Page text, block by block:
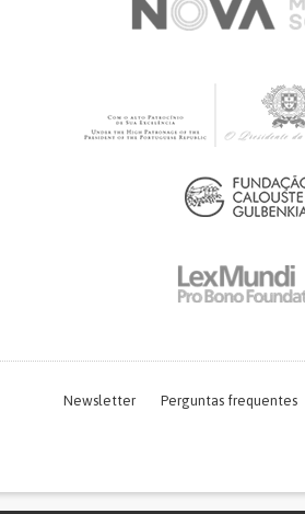
Newsletter Perguntas frequentes